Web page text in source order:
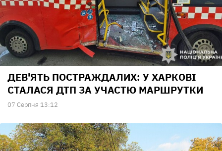
ДЕВ'ЯТЬ ПОСТРАЖДАЛИХ: У ХАРКОВІ
СТАЛАСЯ ДТП ЗА УЧАСТЮ МАРШРУТКИ
07 Серпня 13:12